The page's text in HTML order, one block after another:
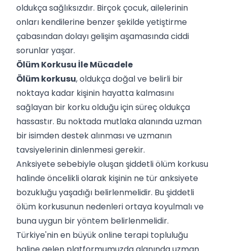
oldukça sağlıksızdır. Birçok çocuk, ailelerinin
onları kendilerine benzer şekilde yetiştirme
çabasından dolayı gelişim aşamasında ciddi
sorunlar yaşar.
Ölüm Korkusu İle Mücadele
Ölüm korkusu, oldukça doğal ve belirli bir
noktaya kadar kişinin hayatta kalmasını
sağlayan bir korku olduğu için süreç oldukça
hassastır. Bu noktada mutlaka alanında uzman
bir isimden destek alınması ve uzmanın
tavsiyelerinin dinlenmesi gerekir.
Anksiyete sebebiyle oluşan şiddetli ölüm korkusu
halinde öncelikli olarak kişinin ne tür anksiyete
bozukluğu yaşadığı belirlenmelidir. Bu şiddetli
ölüm korkusunun nedenleri ortaya koyulmalı ve
buna uygun bir yöntem belirlenmelidir.
Türkiye'nin en büyük online terapi topluluğu